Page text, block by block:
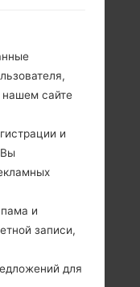
нашем сайте
и
Вы
и
записи,
для